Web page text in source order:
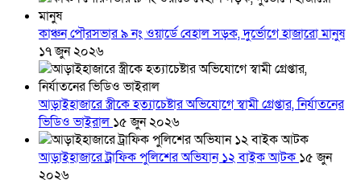
কাঞ্চন পৌরসভার ৯ নং ওয়ার্ডে বেহাল সড়ক, দুর্ভোগে হাজারো মানুষ
১৭ জুন ২০২৬
আড়াইহাজারে স্ত্রীকে হত্যাচেষ্টার অভিযোগে স্বামী গ্রেপ্তার, নির্যাতনের
ভিডিও ভাইরাল ১৫ জুন ২০২৬
আড়াইহাজারে ট্রাফিক পুলিশের অভিযান ১২ বাইক আটক ১৫ জুন
২০২৬